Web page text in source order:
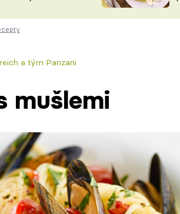
NA TALÍŘI
a tým Panzani
mušlemi